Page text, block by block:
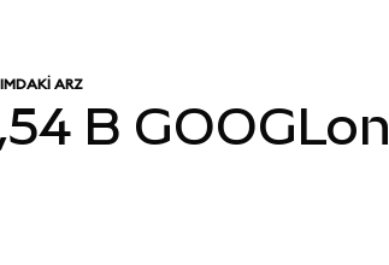
ARZ
B GOOGLon